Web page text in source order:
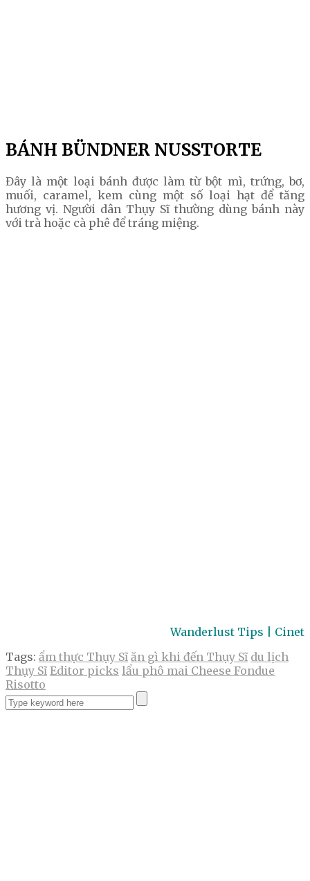
BÁNH BÜNDNER NUSSTORTE
Đây là một loại bánh được làm từ bột mì, trứng, bơ,
muối, caramel, kem cùng một số loại hạt để tăng
hương vị. Người dân Thụy Sĩ thường dùng bánh này
với trà hoặc cà phê để tráng miệng.
Wanderlust Tips | Cinet
Tags: ẩm thực Thụy Sĩ ăn gì khi đến Thụy Sĩ du lịch
Thụy Sĩ Editor picks lẩu phô mai Cheese Fondue
Risotto